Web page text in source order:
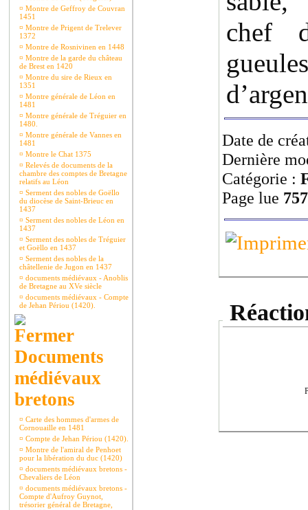
¤ Montre de Geffroy de Couvran
1451
¤ Montre de Prigent de Trelever
1372
¤ Montre de Rosnivinen en 1448
¤ Montre de la garde du château
de Brest en 1420
¤ Montre du sire de Rieux en
1351
¤ Montre générale de Léon en
1481
¤ Montre générale de Tréguier en
1480.
¤ Montre générale de Vannes en
1481
¤ Montre le Chat 1375
¤ Relevés de documents de la
chambre des comptes de Bretagne
relatifs au Léon
¤ Serment des nobles de Goëllo
du diocèse de Saint-Brieuc en
1437
¤ Serment des nobles de Léon en
1437
¤ Serment des nobles de Tréguier
et Goëllo en 1437
¤ Serment des nobles de la
châtellenie de Jugon en 1437
¤ documents médiévaux - Anoblis
de Bretagne au XVe siècle
¤ documents médiévaux - Compte
de Jehan Périou (1420).
Documents
médiévaux
bretons
¤ Carte des hommes d'armes de
Cornouaille en 1481
¤ Compte de Jehan Périou (1420).
¤ Montre de l'amiral de Penhoet
pour la libération du duc (1420)
¤ documents médiévaux bretons -
Chevaliers de Léon
¤ documents médiévaux bretons -
Compte d'Aufroy Guynot,
trésorier général de Bretagne,
chef
Date de
Dernière
Catégorie :
Page lue